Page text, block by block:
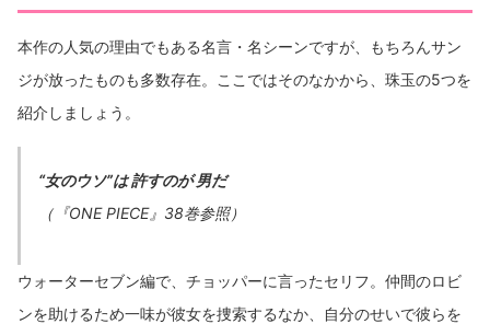
本作の人気の理由でもある名言・名シーンですが、もちろんサン
ジが放ったものも多数存在。ここではそのなかから、珠玉の5つを
紹介しましょう。
“女のウソ”は 許すのが 男だ
（『ONE PIECE』38巻参照）
ウォーターセブン編で、チョッパーに言ったセリフ。仲間のロビ
ンを助けるため一味が彼女を捜索するなか、自分のせいで彼らを